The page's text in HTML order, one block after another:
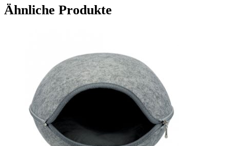
Ähnliche Produkte